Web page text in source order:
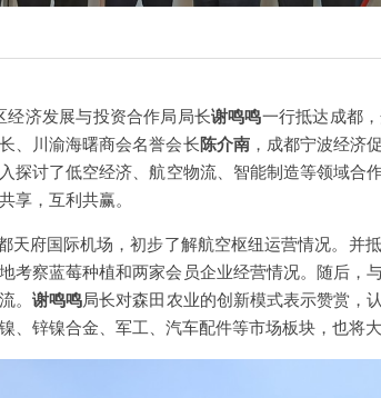
济发展与投资合作局局长谢鸣鸣一行抵达成都
、川渝海曙商会名誉会长陈介南，成都宁波经济
探讨了低空经济、航空物流、智能制造等领域合
享，互利共赢。
天府国际机场，初步了解航空枢纽运营情况。并
考察蓝莓种植和两家会员企业经营情况。随后，
。谢鸣鸣局长对森田农业的创新模式表示赞赏，
、锌镍合金、军工、汽车配件等市场板块，也将大